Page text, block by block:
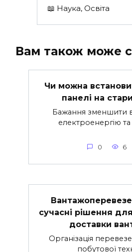
📖 Наука, Освіта
Вам також може
Чи можна
панелі на
Бажання зменшити
електроенергію
0 6
сучасні рішення для
доставки
Організація
побутової